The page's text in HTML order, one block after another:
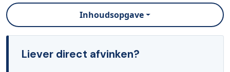
Inhoudsopgave
Liever direct afvinken?